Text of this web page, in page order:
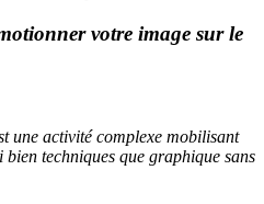
votre image sur le
une activité complexe mobilisant
bien techniques que graphique sans